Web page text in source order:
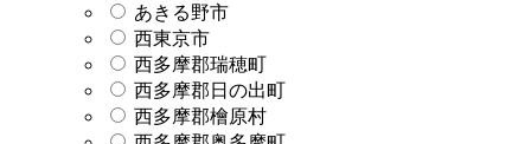
あきる野市
西東京市
西多摩郡瑞穂町
西多摩郡日の出町
西多摩郡檜原村